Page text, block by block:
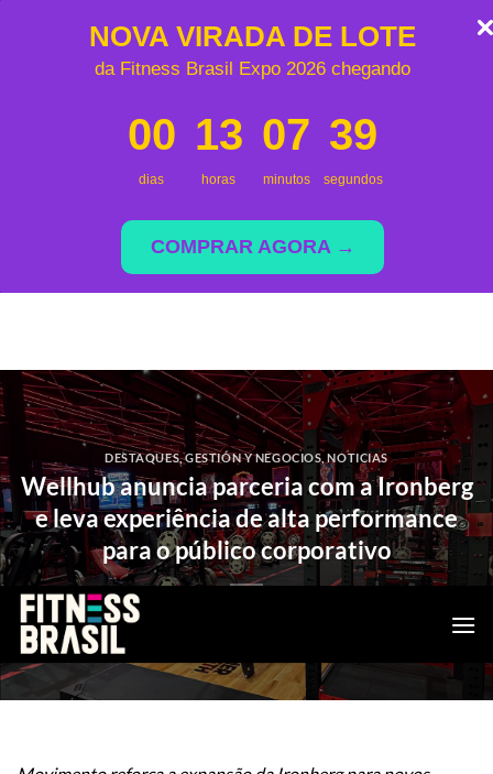
NOVA VIRADA DE LOTE
da Fitness Brasil Expo 2026 chegando
00
dias
13
horas
07
minutos
39
segundos
COMPRAR AGORA →
DESTAQUES,GESTIÓN Y NEGOCIOS ,NOTICIAS
Wellhub anuncia parceria com a Ironberg
e leva experiência de alta performance
para o público corporativo
POSTED ON